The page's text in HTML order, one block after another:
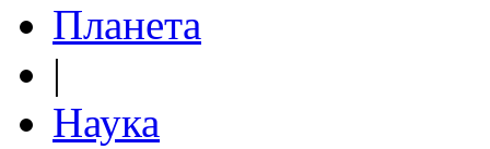
Планета
|
Наука